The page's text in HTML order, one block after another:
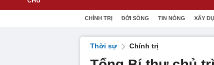
CHÍNH TRỊ ĐỜI SỐNG TIN NÓNG XÂY
Thời sự Chính trị